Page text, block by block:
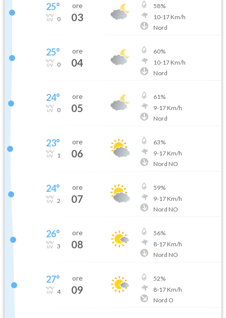
25°
0
ore
03
58%
10-17Km/h
Nord
25°
0
ore
04
60%
10-17Km/h
Nord
24°
0
ore
05
61%
9-17Km/h
Nord
23°
1
ore
06
63%
9-17Km/h
Nord NO
24°
2
ore
07
59%
9-17Km/h
Nord NO
26°
3
ore
08
56%
8-17Km/h
Nord NO
27°
4
ore
09
52%
8-17Km/h
Nord O